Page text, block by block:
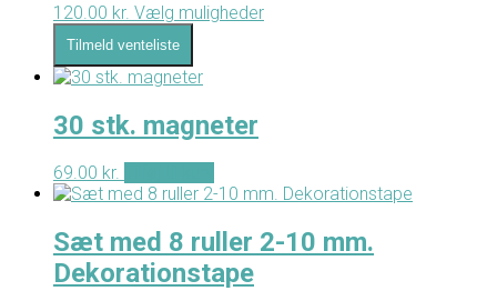
120.00 kr. Vælg muligheder
varesiden
Tilmeld venteliste
30 stk. magneter
69.00 kr.
Sæt med 8 ruller 2-10 mm.
Dekorationstape